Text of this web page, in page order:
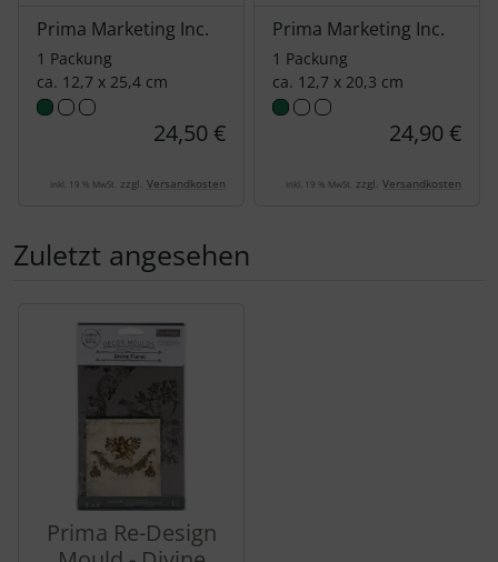
Prima Marketing Inc.
1 Packung
ca. 12,7 x 25,4 cm
24,50 €
inkl. 19 % MwSt. zzgl. Versandkosten
Prima Marketing Inc.
1 Packung
ca. 12,7 x 20,3 cm
24,90 €
inkl. 19 % MwSt. zzgl. Versandkosten
Zuletzt angesehen
Prima Re-Design